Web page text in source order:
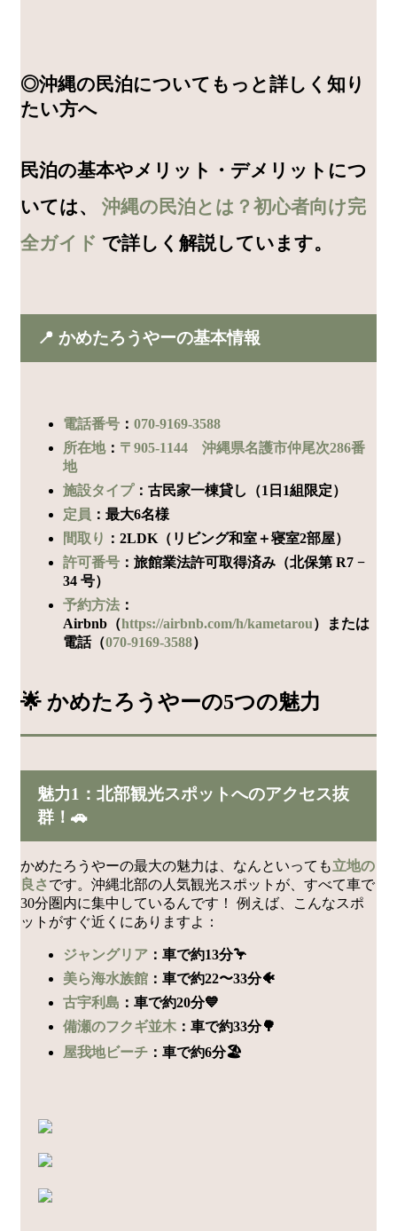
◎沖縄の民泊についてもっと詳しく知り
たい方へ
民泊の基本やメリット・デメリットにつ
いては、 沖縄の民泊とは？初心者向け完
全ガイド で詳しく解説しています。
📍 かめたろうやーの基本情報
電話番号 ： 070-9169-3588
所在地： 〒905-1144 沖縄県名護市仲尾次286番
地
施設タイプ：古民家一棟貸し（1日1組限定）
定員 ：最大6名様
間取り ：2LDK（リビング和室＋寝室2部屋）
許可番号 ：旅館業法許可取得済み（北保第 R7 −
34 号）
予約方法 ：
Airbnb（https://airbnb.com/h/kametarou）または
電話（070-9169-3588）
🌟 かめたろうやーの5つの魅力
魅力1：北部観光スポットへのアクセス抜
群！🚗
かめたろうやーの最大の魅力は、なんといっても立地の
良さです。沖縄北部の人気観光スポットが、すべて車で
30分圏内に集中しているんです！ 例えば、こんなスポ
ットがすぐ近くにありますよ：
ジャングリア ：車で約13分🦩
美ら海水族館 ：車で約22〜33分🐠
古宇利島 ：車で約20分💙
備瀬のフクギ並木 ：車で約33分🌳
屋我地ビーチ ：車で約6分🏖️